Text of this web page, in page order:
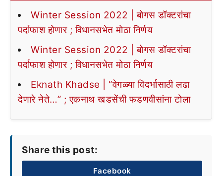
Winter Session 2022 | बोगस डॉक्टरांचा
पर्दाफाश होणार ; विधानसभेत मोठा निर्णय
Winter Session 2022 | बोगस डॉक्टरांचा
पर्दाफाश होणार ; विधानसभेत मोठा निर्णय
Eknath Khadse | “वेगळ्या विदर्भासाठी लढा
देणारे नेते…” ; एकनाथ खडसेंची फडणवीसांना टोला
Share this post:
Facebook